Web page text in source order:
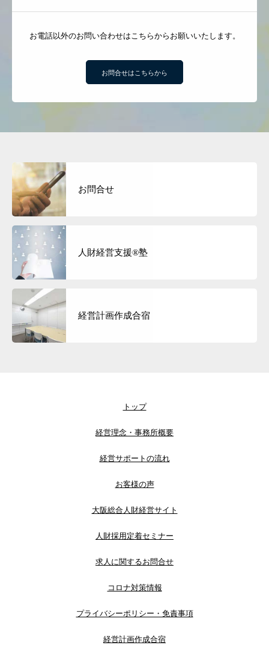
お電話以外のお問い合わせはこちらからお願いいたします。
お問合せはこちらから
お問合せ
人財経営支援®︎塾
経営計画作成合宿
トップ
経営理念・事務所概要
経営サポートの流れ
お客様の声
大阪総合人財経営サイト
人財採用定着セミナー
求人に関するお問合せ
コロナ対策情報
プライバシーポリシー・免責事項
経営計画作成合宿